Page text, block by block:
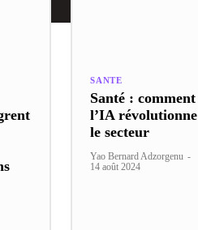
SANTE
Santé : comment
l’IA révolutionne
le secteur
Yao Bernard Adzorgenu -
14 août 2024